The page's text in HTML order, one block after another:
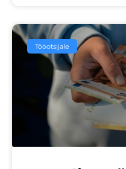
Tööotsijale